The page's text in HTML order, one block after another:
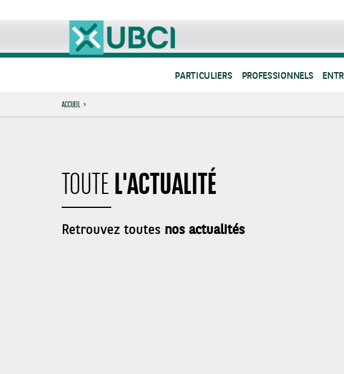
PARTICULIERS PROFESSIONNELS
ACCUEIL >
TOUTEL'ACTUALITÉ
Retrouvez toutes nos actualités